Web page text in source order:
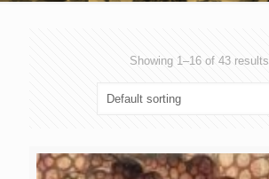
Showing 1–16 of 43 results